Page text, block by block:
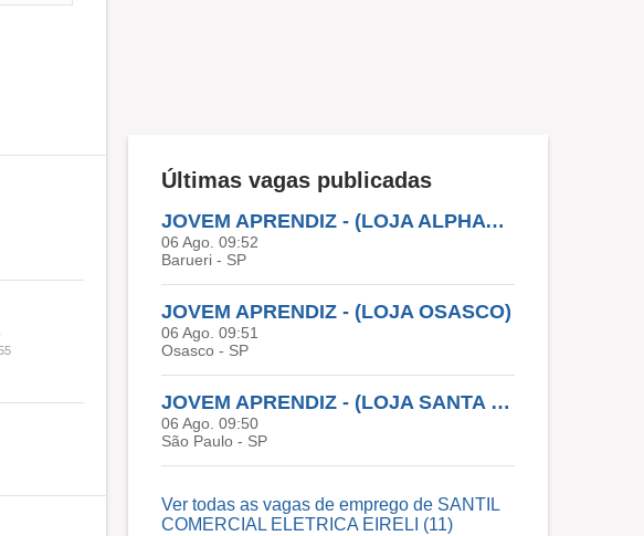
Últimas vagas publicadas
JOVEM APRENDIZ - (LOJA ALPHAVILLE)
06 Ago. 09:52
Barueri - SP
JOVEM APRENDIZ - (LOJA OSASCO)
06 Ago. 09:51
Osasco - SP
JOVEM APRENDIZ - (LOJA SANTA IFIGÊNIA)
06 Ago. 09:50
São Paulo - SP
Ver todas as vagas de emprego de SANTIL
COMERCIAL ELETRICA EIRELI (11)